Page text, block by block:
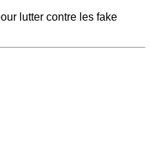
lutter contre les fake